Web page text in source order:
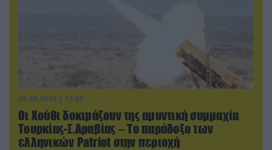
09.08.2026 | 12:02
Οι Χούθι δοκιμάζουν της αμυντική συμμαχία
Τουρκίας-Σ.Αραβίας – Το παράδοξο των
ελληνικών Patriot στην περιοχή